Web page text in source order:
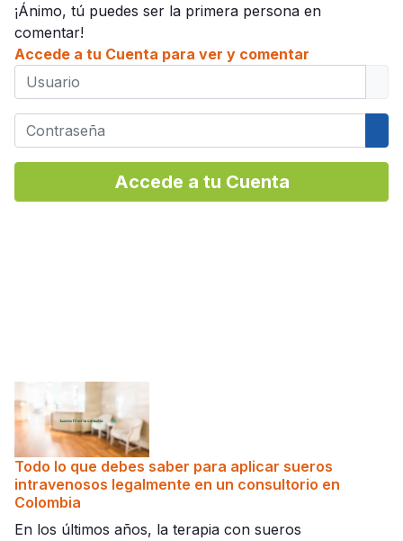
¡Ánimo, tú puedes ser la primera persona en
comentar!
Accede a tu Cuenta para ver y comentar
Usuario
Contraseña
Accede a tu Cuenta
Todo lo que debes saber para aplicar sueros
intravenosos legalmente en un consultorio en
Colombia
En los últimos años, la terapia con sueros